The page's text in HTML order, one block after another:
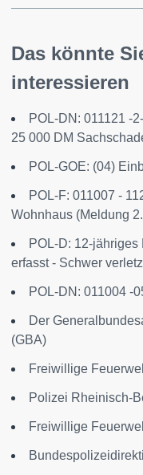
Das könnte
interessieren
POL-DN: 011121 -
25 000 DM
POL-GOE: (04)
POL-F: 011007 -
Wohnhaus (Meldung
POL-D: 12-
erfasst - Schwer
POL-DN: 011004 -
Der
(GBA)
Freiwillige
Polizei Rheinisch-
Freiwillige